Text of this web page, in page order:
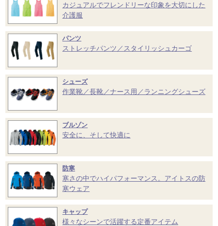
カジュアルでフレンドリーな印象を大切にした
介護服
パンツ
ストレッチパンツ／スタイリッシュカーゴ
シューズ
作業靴／長靴／ナース用／ランニングシューズ
ブルゾン
安全に、そして快適に
防寒
寒さの中でハイパフォーマンス。アイトスの防
寒ウェア
キャップ
様々なシーンで活躍する定番アイテム